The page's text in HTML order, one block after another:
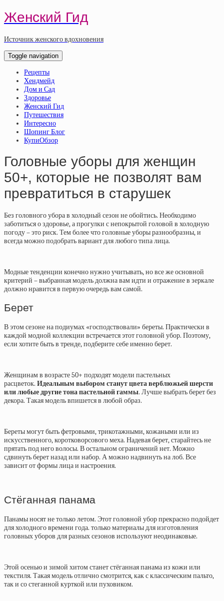
Женский Гид
Источник женского вдохновения
Toggle navigation
Рецепты
Хендмейд
Дом и Сад
Здоровье
Женский Гид
Путешествия
Интересно
Шопинг Блог
КупиОбзор
Головные уборы для женщин
50+, которые не позволят вам
превратиться в старушек
Без головного убора в холодный сезон не обойтись. Необходимо
заботиться о здоровье, а прогулки с непокрытой головой в холодную
погоду – это риск. Тем более что головные уборы разнообразны, и
всегда можно подобрать вариант для любого типа лица.
Модные тенденции конечно нужно учитывать, но все же основной
критерий – выбранная модель должна вам идти и отражение в зеркале
должно нравится в первую очередь вам самой.
Берет
В этом сезоне на подиумах «господствовали» береты. Практически в
каждой модной коллекции встречается этот головной убор. Поэтому,
если хотите быть в тренде, подберите себе именно берет.
Женщинам в возрасте 50+ подходят модели пастельных
расцветок. Идеальным выбором станут цвета верблюжьей шерсти
или любые другие тона пастельной гаммы. Лучше выбрать берет без
декора. Такая модель впишется в любой образ.
Береты могут быть фетровыми, трикотажными, кожаными или из
искусственного, коротковорсового меха. Надевая берет, старайтесь не
прятать под него волосы. В остальном ограничений нет. Можно
сдвинуть берет назад или набор. А можно надвинуть на лоб. Все
зависит от формы лица и настроения.
Стёганная панама
Панамы носят не только летом. Этот головной убор прекрасно подойдет
для холодного времени года. только материалы для изготовления
головных уборов для разных сезонов используют неодинаковые.
Этой осенью и зимой хитом станет стёганная панама из кожи или
текстиля. Такая модель отлично смотрится, как с классическим пальто,
так и со стеганной курткой или пуховиком.